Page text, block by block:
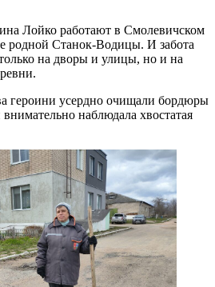
Лойко работают в Смолевичском
родной Станок-Водицы. И забота
на дворы и улицы, но и на
героини усердно очищали бордюры
наблюдала хвостатая